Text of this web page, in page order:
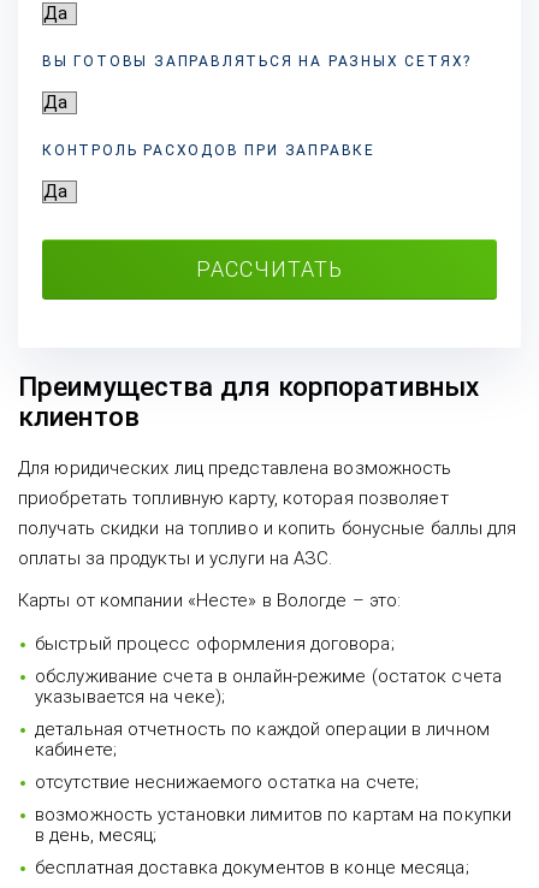
ВЫ ГОТОВЫ ЗАПРАВЛЯТЬСЯ НА РАЗНЫХСЕТЯХ?
КОНТРОЛЬ РАСХОДОВ ПРИ ЗАПРАВКЕ
РАССЧИТАТЬ
Преимущества для корпоративных
клиентов
Для юридических лиц представлена возможность
приобретать топливную карту, которая позволяет
получать скидки на топливо и копить бонусные баллы для
оплаты за продукты и услуги на АЗС.
Карты от компании «Несте» в Вологде – это:
быстрый процесс оформления договора;
обслуживание счета в онлайн-режиме (остаток счета
указывается на чеке);
детальная отчетность по каждой операции в личном
кабинете;
отсутствие неснижаемого остатка на счете;
возможность установки лимитов по картам на покупки
в день, месяц;
бесплатная доставка документов в конце месяца;